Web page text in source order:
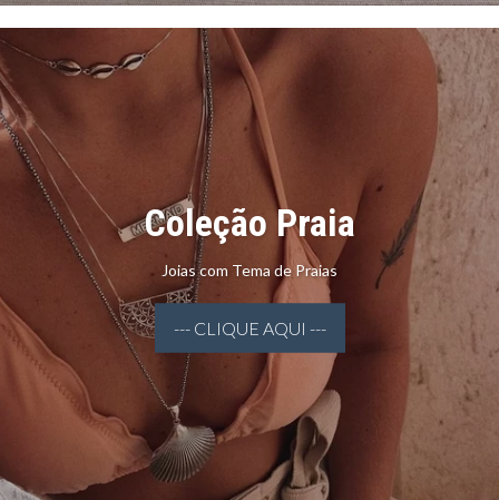
Coleção Praia
Joias com Tema de Praias
--- CLIQUE AQUI ---